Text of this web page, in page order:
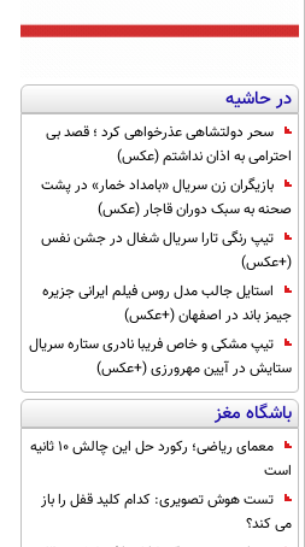
در حاشیه
سحر دولتشاهی عذرخواهی کرد ؛ قصد بی
احترامی به اذان نداشتم (عکس)
بازیگران زن سریال «بامداد خمار» در پشت
صحنه به سبک دوران قاجار (عکس)
تیپ رنگی تارا سریال شغال در جشن نفس
(+عکس)
استایل جالب مدل روس فیلم ایرانی جزیره
جیمز باند در اصفهان (+عکس)
تیپ مشکی و خاص فریبا نادری ستاره سریال
ستایش در آیین مهرورزی (+عکس)
باشگاه مغز
معمای ریاضی؛ رکورد حل این چالش 10 ثانیه
است
تست هوش تصویری: کدام کلید قفل را باز
می کند؟